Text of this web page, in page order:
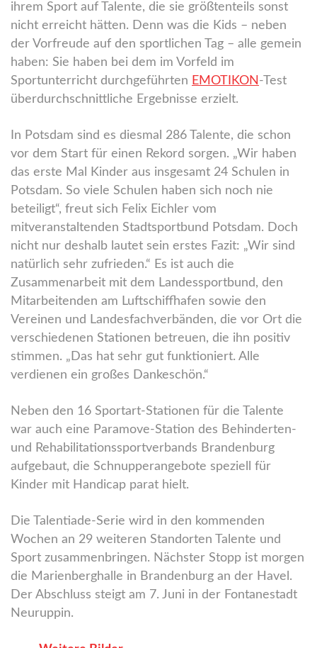
ihrem Sport auf Talente, die sie größtenteils sonst
nicht erreicht hätten. Denn was die Kids – neben
der Vorfreude auf den sportlichen Tag – alle gemein
haben: Sie haben bei dem im Vorfeld im
Sportunterricht durchgeführten EMOTIKON -Test
überdurchschnittliche Ergebnisse erzielt.
In Potsdam sind es diesmal 286 Talente, die schon
vor dem Start für einen Rekord sorgen. „Wir haben
das erste Mal Kinder aus insgesamt 24 Schulen in
Potsdam. So viele Schulen haben sich noch nie
beteiligt“, freut sich Felix Eichler vom
mitveranstaltenden Stadtsportbund Potsdam. Doch
nicht nur deshalb lautet sein erstes Fazit: „Wir sind
natürlich sehr zufrieden.“ Es ist auch die
Zusammenarbeit mit dem Landessportbund, den
Mitarbeitenden am Luftschiffhafen sowie den
Vereinen und Landesfachverbänden, die vor Ort die
verschiedenen Stationen betreuen, die ihn positiv
stimmen. „Das hat sehr gut funktioniert. Alle
verdienen ein großes Dankeschön.“
Neben den 16 Sportart-Stationen für die Talente
war auch eine Paramove-Station des Behinderten-
und Rehabilitationssportverbands Brandenburg
aufgebaut, die Schnupperangebote speziell für
Kinder mit Handicap parat hielt.
Die Talentiade-Serie wird in den kommenden
Wochen an 29 weiteren Standorten Talente und
Sport zusammenbringen. Nächster Stopp ist morgen
die Marienberghalle in Brandenburg an der Havel.
Der Abschluss steigt am 7. Juni in der Fontanestadt
Neuruppin.